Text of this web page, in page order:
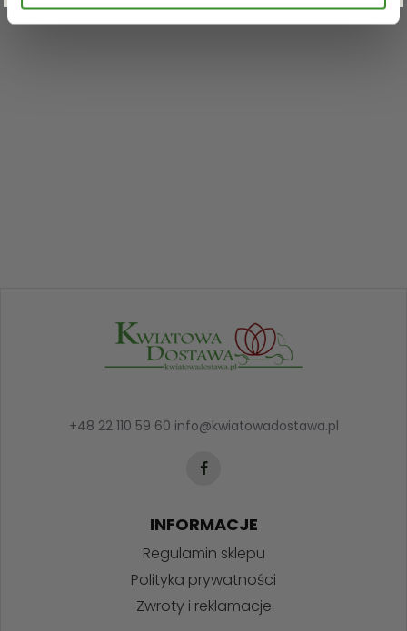
+48 22 110 59 60 info@kwiatowadostawa.pl
INFORMACJE
Regulamin sklepu
Polityka prywatności
Zwroty i reklamacje